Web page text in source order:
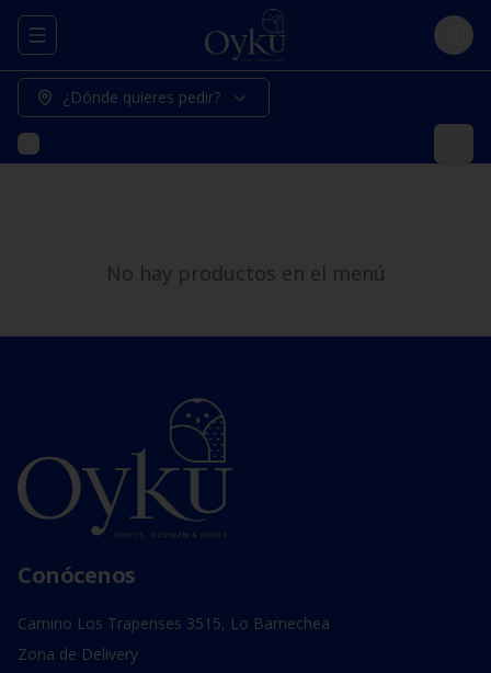
Abrir menu de navegación Login
¿Dónde quieres pedir?
No hay productos en el menú
Conócenos
Camino Los Trapenses 3515, Lo Barnechea
Zona de Delivery